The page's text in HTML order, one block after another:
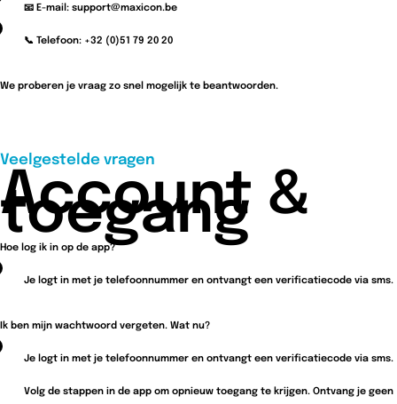
📧 E-mail: support@maxicon.be
📞 Telefoon: +32 (0)51 79 20 20
We proberen je vraag zo snel mogelijk te beantwoorden.
Veelgestelde vragen
Account &
toegang
Hoe log ik in op de app?
Je logt in met je telefoonnummer en ontvangt een verificatiecode via sms.
Ik ben mijn wachtwoord vergeten. Wat nu?
Je logt in met je telefoonnummer en ontvangt een verificatiecode via sms.
Volg de stappen in de app om opnieuw toegang te krijgen. Ontvang je geen